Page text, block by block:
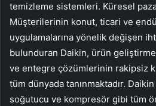
temizleme sistemleri. Küresel
Müşterilerinin konut, ticari ve
uygulamalarına yönelik değişen
bulunduran Daikin, ürün
ve entegre çözümlerinin rakipsiz
tüm dünyada tanınmaktadır.
soğutucu ve kompresör gibi tüm